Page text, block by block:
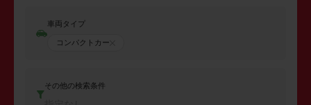
車両タイプ
コンパクトカー
その他の検索条件